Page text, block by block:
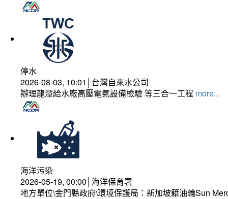
停水
2026-08-03, 10:01│台灣自來水公司
辦理龍潭給水廠高壓電氣設備檢驗 等三合一工程 more...
海洋污染
2026-05-19, 00:00│海洋保育署
地方單位\金門縣政府\環境保護局：新加坡籍油輪Sun